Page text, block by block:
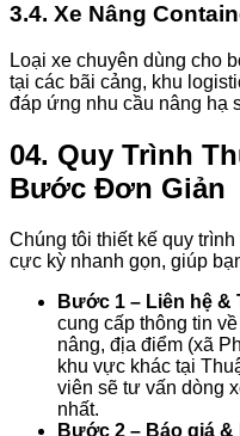
3.4. Xe Nâng
Loại xe chuyên dùng cho
tại các bãi cảng, khu
đáp ứng nhu cầu nâng hạ
04. Quy Trình
Bước Đơn Giản
Chúng tôi thiết kế quy
cực kỳ nhanh gọn, giúp
Bước 1 – Liên hệ &
cung cấp thông tin
nâng, địa điểm (xã
khu vực khác tại
viên sẽ tư vấn dòng
nhất.
Bước 2 – Báo giá